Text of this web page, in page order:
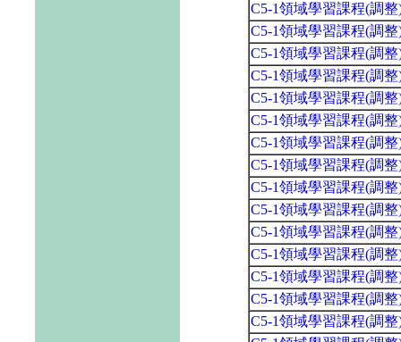
C5-1領域學習課程(調
C5-1領域學習課程(調
C5-1領域學習課程(調
C5-1領域學習課程(調
C5-1領域學習課程(調
C5-1領域學習課程(調
C5-1領域學習課程(調
C5-1領域學習課程(調
C5-1領域學習課程(調
C5-1領域學習課程(調
C5-1領域學習課程(調
C5-1領域學習課程(調
C5-1領域學習課程(調
C5-1領域學習課程(調
C5-1領域學習課程(調